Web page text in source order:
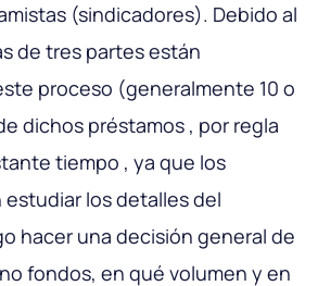
(sindicadores). Debido al
de tres partes están
proceso (generalmente 10 o
dichos préstamos , por regla
tiempo , ya que los
los detalles del
hacer una decisión general de
fondos, en qué volumen y en